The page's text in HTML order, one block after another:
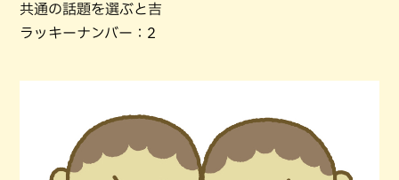
共通の話題を選ぶと吉
ラッキーナンバー：2